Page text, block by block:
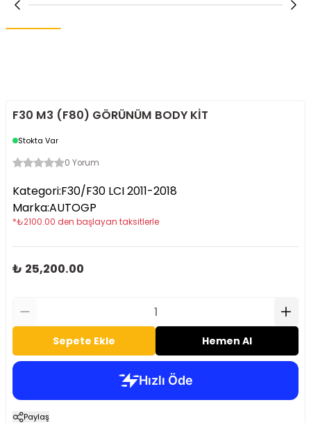
F30 M3 (F80) GÖRÜNÜM BODY KİT
Stokta Var
0 Yorum
Kategori:F30/F30 LCI 2011-2018
Marka:AUTOGP
*₺2100.00 den başlayan taksitlerle
₺ 25,200.00
Sepete Ekle Hemen Al
Paylaş